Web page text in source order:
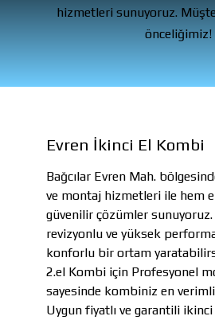
hizmetleri sunuyoruz.
önceliğimiz!
Evren İkinci El Kombi
Bağcılar Evren Mah.
ve montaj hizmetleri ile hem
güvenilir çözümler sunuyoruz.
revizyonlu ve yüksek
konforlu bir ortam
2.el Kombi için Profesyonel
sayesinde kombiniz en verimli
Uygun fiyatlı ve garantili